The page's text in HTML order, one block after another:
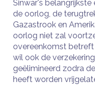
Sinwar's belangrijkste
de oorlog, de
Gazastrook en
oorlog niet zal
overeenkomst betreft
wil ook de
geëlimineerd zodra
heeft worden